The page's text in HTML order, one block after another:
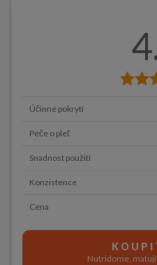
Účinné pokrytí
Péče o pleť
Snadnost použití
Konzistence
Cena
Nutridome,